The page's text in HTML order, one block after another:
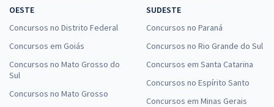
OESTE
Concursos no Distrito Federal
Concursos em Goiás
Concursos no Mato Grosso do
Sul
Concursos no Mato Grosso
SUDESTE
Concursos no Paraná
Concursos no Rio Grande do Sul
Concursos em Santa Catarina
Concursos no Espírito Santo
Concursos em Minas Gerais